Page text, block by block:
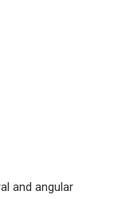
and angular